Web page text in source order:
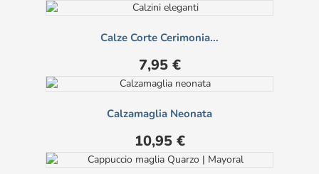
Calze Corte Cerimonia...
Prezzo
7,95 €
Calzamaglia Neonata
Prezzo
10,95 €